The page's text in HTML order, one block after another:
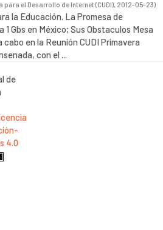
el Desarrollo de Internet (CUDI), 2012-05-23)
la Educación. La Promesa de
Gbs en México; Sus Obstaculos Mesa
en la Reunión CUDI Primavera
con el ...
de
4.0